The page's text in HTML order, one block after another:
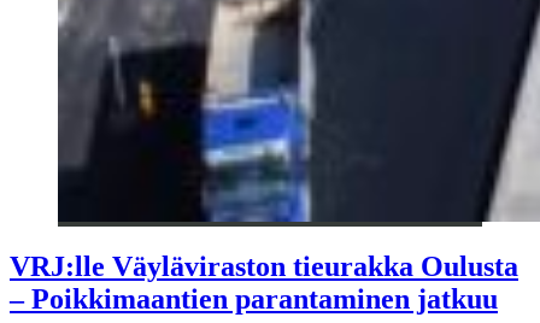
VRJ:lle Väyläviraston tieurakka Oulusta
– Poikkimaantien parantaminen jatkuu